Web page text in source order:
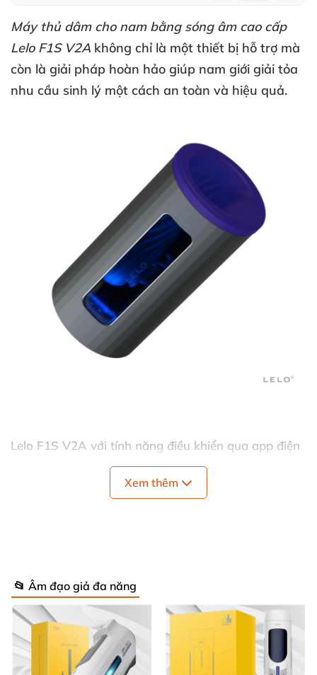
Máy thủ dâm cho nam bằng sóng âm cao cấp
Lelo F1S V2A không chỉ là một thiết bị hỗ trợ mà
còn là giải pháp hoàn hảo giúp nam giới giải tỏa
nhu cầu sinh lý một cách an toàn và hiệu quả.
Lelo F1S V2A với tính năng điều khiển qua app điện
thoại vô cùng hiện đại, thiết kế tinh tế
. Đây không chỉ là một thiết bị giúp giải tỏa
Xem thêm
📂 Âm đạo giả đa năng